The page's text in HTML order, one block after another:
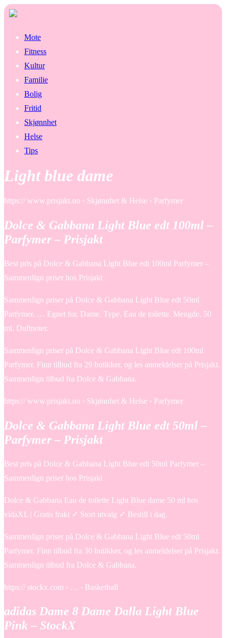
Mote
Fitness
Kultur
Familie
Bolig
Fritid
Skjønnhet
Helse
Tips
Light blue dame
https:// www.prisjakt.no › Skjønnhet & Helse › Parfymer
Dolce & Gabbana Light Blue edt 100ml –
Parfymer – Prisjakt
Best pris på Dolce & Gabbana Light Blue edt 100ml Parfymer –
Sammenlign priser hos Prisjakt
Sammenlign priser på Dolce & Gabbana Light Blue edt 50ml
Parfymer. … Egnet for. Dame. Type. Eau de toilette. Mengde. 50
ml. Duftnoter.
Sammenlign priser på Dolce & Gabbana Light Blue edt 100ml
Parfymer. Finn tilbud fra 29 butikker, og les anmeldelser på Prisjakt.
Sammenlign tilbud fra Dolce & Gabbana.
https:// www.prisjakt.no › Skjønnhet & Helse › Parfymer
Dolce & Gabbana Light Blue edt 50ml –
Parfymer – Prisjakt
Best pris på Dolce & Gabbana Light Blue edt 50ml Parfymer –
Sammenlign priser hos Prisjakt
Dolce & Gabbana Eau de toilette Light Blue dame 50 ml hos
vidaXL | Gratis frakt ✓ Stort utvalg ✓ Bestill i dag.
Sammenlign priser på Dolce & Gabbana Light Blue edt 50ml
Parfymer. Finn tilbud fra 30 butikker, og les anmeldelser på Prisjakt.
Sammenlign tilbud fra Dolce & Gabbana.
https:// stockx.com › … › Basketball
adidas Dame 8 Dame Dalla Light Blue
Pink – StockX